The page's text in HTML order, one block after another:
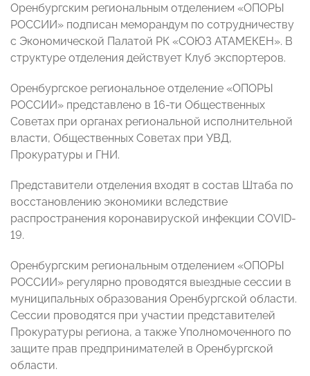
Оренбургским региональным отделением «ОПОРЫ
РОССИИ» подписан меморандум по сотрудничеству
с Экономической Палатой РК «СОЮЗ АТАМЕКЕН». В
структуре отделения действует Клуб экспортеров.
Оренбургское региональное отделение «ОПОРЫ
РОССИИ» представлено в 16-ти Общественных
Советах при органах региональной исполнительной
власти, Общественных Советах при УВД,
Прокуратуры и ГНИ.
Представители отделения входят в состав Штаба по
восстановлению экономики вследствие
распространения коронавируской инфекции COVID-
19.
Оренбургским региональным отделением «ОПОРЫ
РОССИИ» регулярно проводятся выездные сессии в
муниципальных образования Оренбургской области.
Сессии проводятся при участии представителей
Прокуратуры региона, а также Уполномоченного по
защите прав предпринимателей в Оренбургской
области.